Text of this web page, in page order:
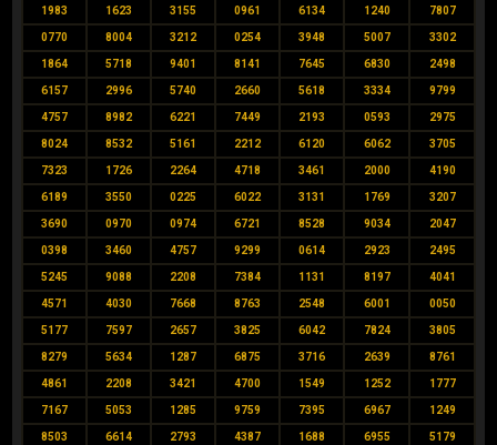
1983 1623 3155 0961 6134 1240 7807
0770 8004 3212 0254 3948 5007 3302
1864 5718 9401 8141 7645 6830 2498
6157 2996 5740 2660 5618 3334 9799
4757 8982 6221 7449 2193 0593 2975
8024 8532 5161 2212 6120 6062 3705
7323 1726 2264 4718 3461 2000 4190
6189 3550 0225 6022 3131 1769 3207
3690 0970 0974 6721 8528 9034 2047
0398 3460 4757 9299 0614 2923 2495
5245 9088 2208 7384 1131 8197 4041
4571 4030 7668 8763 2548 6001 0050
5177 7597 2657 3825 6042 7824 3805
8279 5634 1287 6875 3716 2639 8761
4861 2208 3421 4700 1549 1252 1777
7167 5053 1285 9759 7395 6967 1249
8503 6614 2793 4387 1688 6955 5179